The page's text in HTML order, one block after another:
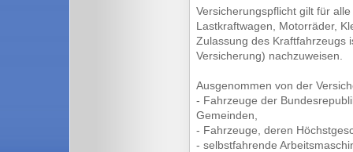
Versicherungspflicht gilt für
Lastkraftwagen, Motorräder,
Zulassung des Kraftfahrzeugs
Versicherung) nachzuweisen.
Ausgenommen von der
- Fahrzeuge der
Gemeinden,
- Fahrzeuge, deren
- selbstfahrende